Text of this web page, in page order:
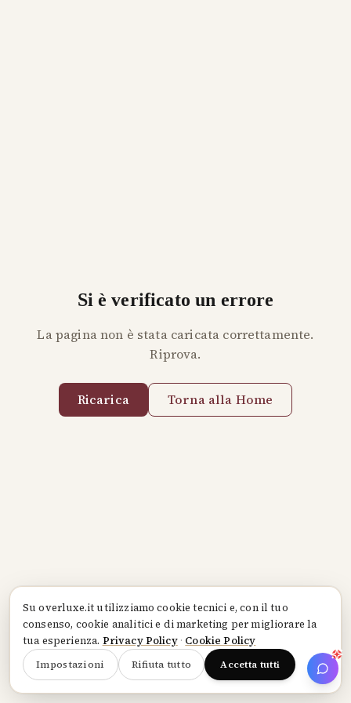
Suoverluxe.itutilizziamo cookie tecnici e, con il tuo
consenso, cookie analitici e di marketing per migliorare la
tua esperienza. Privacy Policy· Cookie Policy
Impostazioni Rifiuta tutto Accetta tutti
Si è verificato un errore
La pagina non è stata caricata correttamente.
Riprova.
Ricarica Torna alla Home